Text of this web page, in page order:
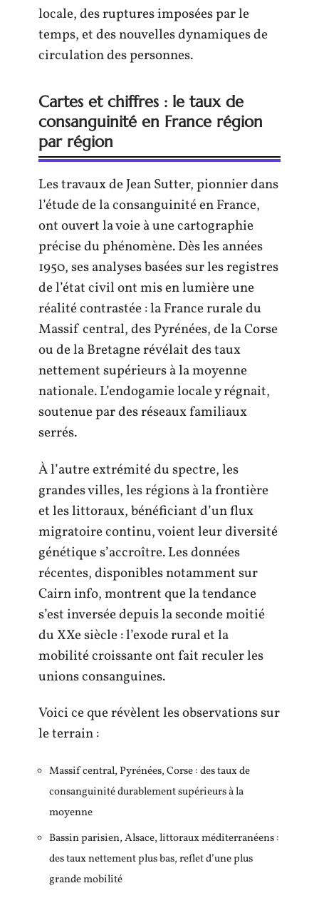
locale, des ruptures imposées par le
temps, et des nouvelles dynamiques de
circulation des personnes.
Cartes et chiffres : le taux de
consanguinité en France région
par région
Les travaux de Jean Sutter, pionnier dans
l’étude de la consanguinité en France,
ont ouvert la voie à une cartographie
précise du phénomène. Dès les années
1950, ses analyses basées sur les registres
de l’état civil ont mis en lumière une
réalité contrastée : la France rurale du
Massif central, des Pyrénées, de la Corse
ou de la Bretagne révélait des taux
nettement supérieurs à la moyenne
nationale. L’endogamie locale y régnait,
soutenue par des réseaux familiaux
serrés.
À l’autre extrémité du spectre, les
grandes villes, les régions à la frontière
et les littoraux, bénéficiant d’un flux
migratoire continu, voient leur diversité
génétique s’accroître. Les données
récentes, disponibles notamment sur
Cairn info, montrent que la tendance
s’est inversée depuis la seconde moitié
du XXe siècle : l’exode rural et la
mobilité croissante ont fait reculer les
unions consanguines.
Voici ce que révèlent les observations sur
le terrain :
Massif central, Pyrénées, Corse : des taux de
consanguinité durablement supérieurs à la
moyenne
Bassin parisien, Alsace, littoraux méditerranéens :
des taux nettement plus bas, reflet d’une plus
grande mobilité